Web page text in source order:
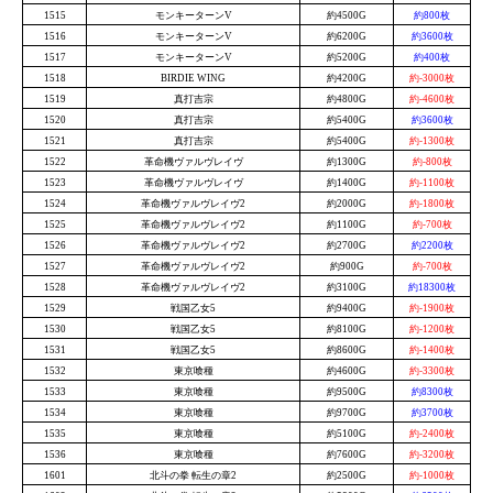
1515 モンキーターンV 約4500G
約800枚
1516
モンキーターンV 約6200G
約3600枚
1517
モンキーターンV 約5200G
約400枚
1518
BIRDIE WING 約4200G
約-3000枚
1519
真打吉宗 約4800G
約-4600枚
1520
真打吉宗 約5400G
約3600枚
1521
真打吉宗 約5400G
約-1300枚
1522
革命機ヴァルヴレイヴ 約1300G
約-800枚
1523
革命機ヴァルヴレイヴ 約1400G
約-1100枚
1524
革命機ヴァルヴレイヴ2 約2000G
約-1800枚
1525
革命機ヴァルヴレイヴ2 約1100G
約-700枚
1526
革命機ヴァルヴレイヴ2 約2700G
約2200枚
1527
革命機ヴァルヴレイヴ2 約900G
約-700枚
1528
革命機ヴァルヴレイヴ2 約3100G
約18300枚
1529
戦国乙女5 約9400G
約-1900枚
1530
戦国乙女5 約8100G
約-1200枚
1531
戦国乙女5 約8600G
約-1400枚
1532
東京喰種 約4600G
約-3300枚
1533
東京喰種 約9500G
約8300枚
1534
東京喰種 約9700G
約3700枚
1535
東京喰種 約5100G
約-2400枚
1536
東京喰種 約7600G
約-3200枚
1601
北斗の拳 転生の章2 約2500G
約-1000枚